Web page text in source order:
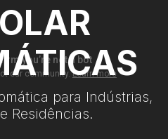
para Indústrias,
Residências.